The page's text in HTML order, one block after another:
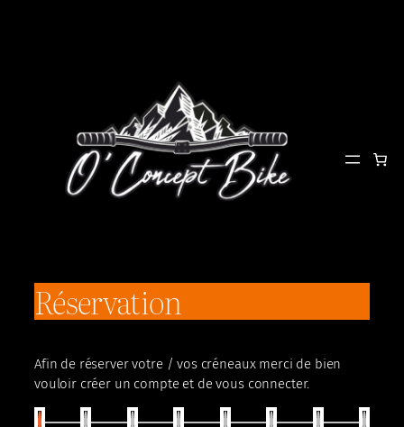
Réservation
Afin de réserver votre / vos créneaux merci de bien
vouloir créer un compte et de vous connecter.